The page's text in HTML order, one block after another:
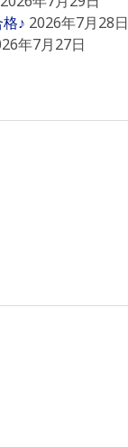
♪ 2026年7月28日
年7月27日